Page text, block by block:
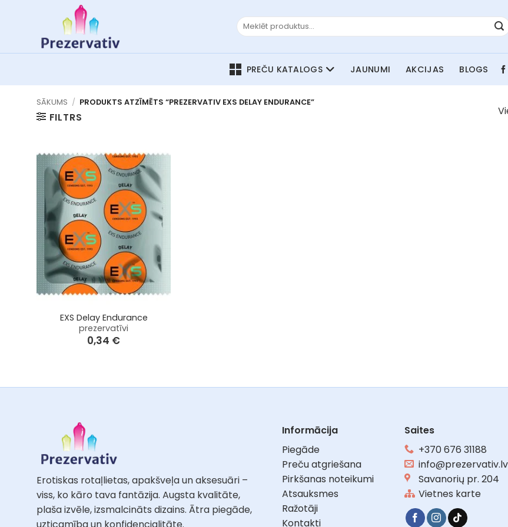
Meklēt:
JAUNUMI AKCIJAS BLOGS
SĀKUMS / PRODUKTS ATZĪMĒTS “PREZERVATIV EXS DELAY ENDURANCE”
FILTRS
+
EXS Delay Endurance
prezervatīvi
0,34 €
Erotiskas rotaļlietas, apakšveļa un aksesuāri –
viss, ko kāro tava fantāzija. Augsta kvalitāte,
plaša izvēle, izsmalcināts dizains. Ātra piegāde,
uzticamība un konfidencialitāte.
Informācija
Piegāde
Preču atgriešana
Pirkšanas noteikumi
Atsauksmes
Ražotāji
Kontakti
Saites
+370 676 31188
info@prezervativ.lv
Savanorių pr. 204
Vietnes karte